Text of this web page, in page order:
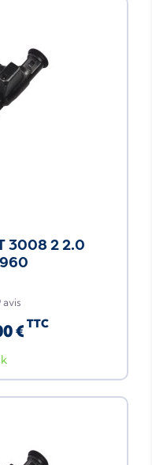
3008 2 2.0
avis
€ TTC